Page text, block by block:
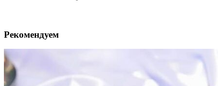
Рекомендуем